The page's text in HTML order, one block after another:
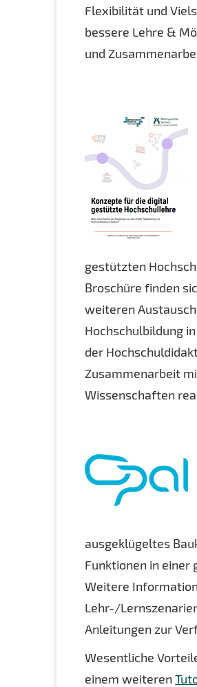
Flexibilität und
bessere Lehre &
und
gestützten
Broschüre finden
weiteren
Hochschulbildung
der
Zusammenarbeit
Wissenschaften
ausgeklügeltes
Funktionen in einer
Weitere
Lehr-/
Anleitungen zur
Wesentliche
einem weiteren